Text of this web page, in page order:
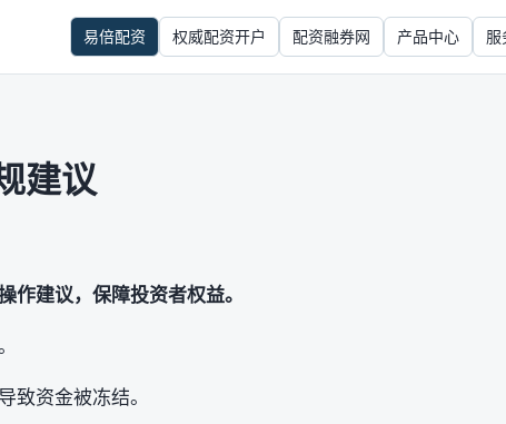
易倍配资 权威配资开户 配资融券网 产品中心 服
建议
作建议，保障投资者权益。
致资金被冻结。